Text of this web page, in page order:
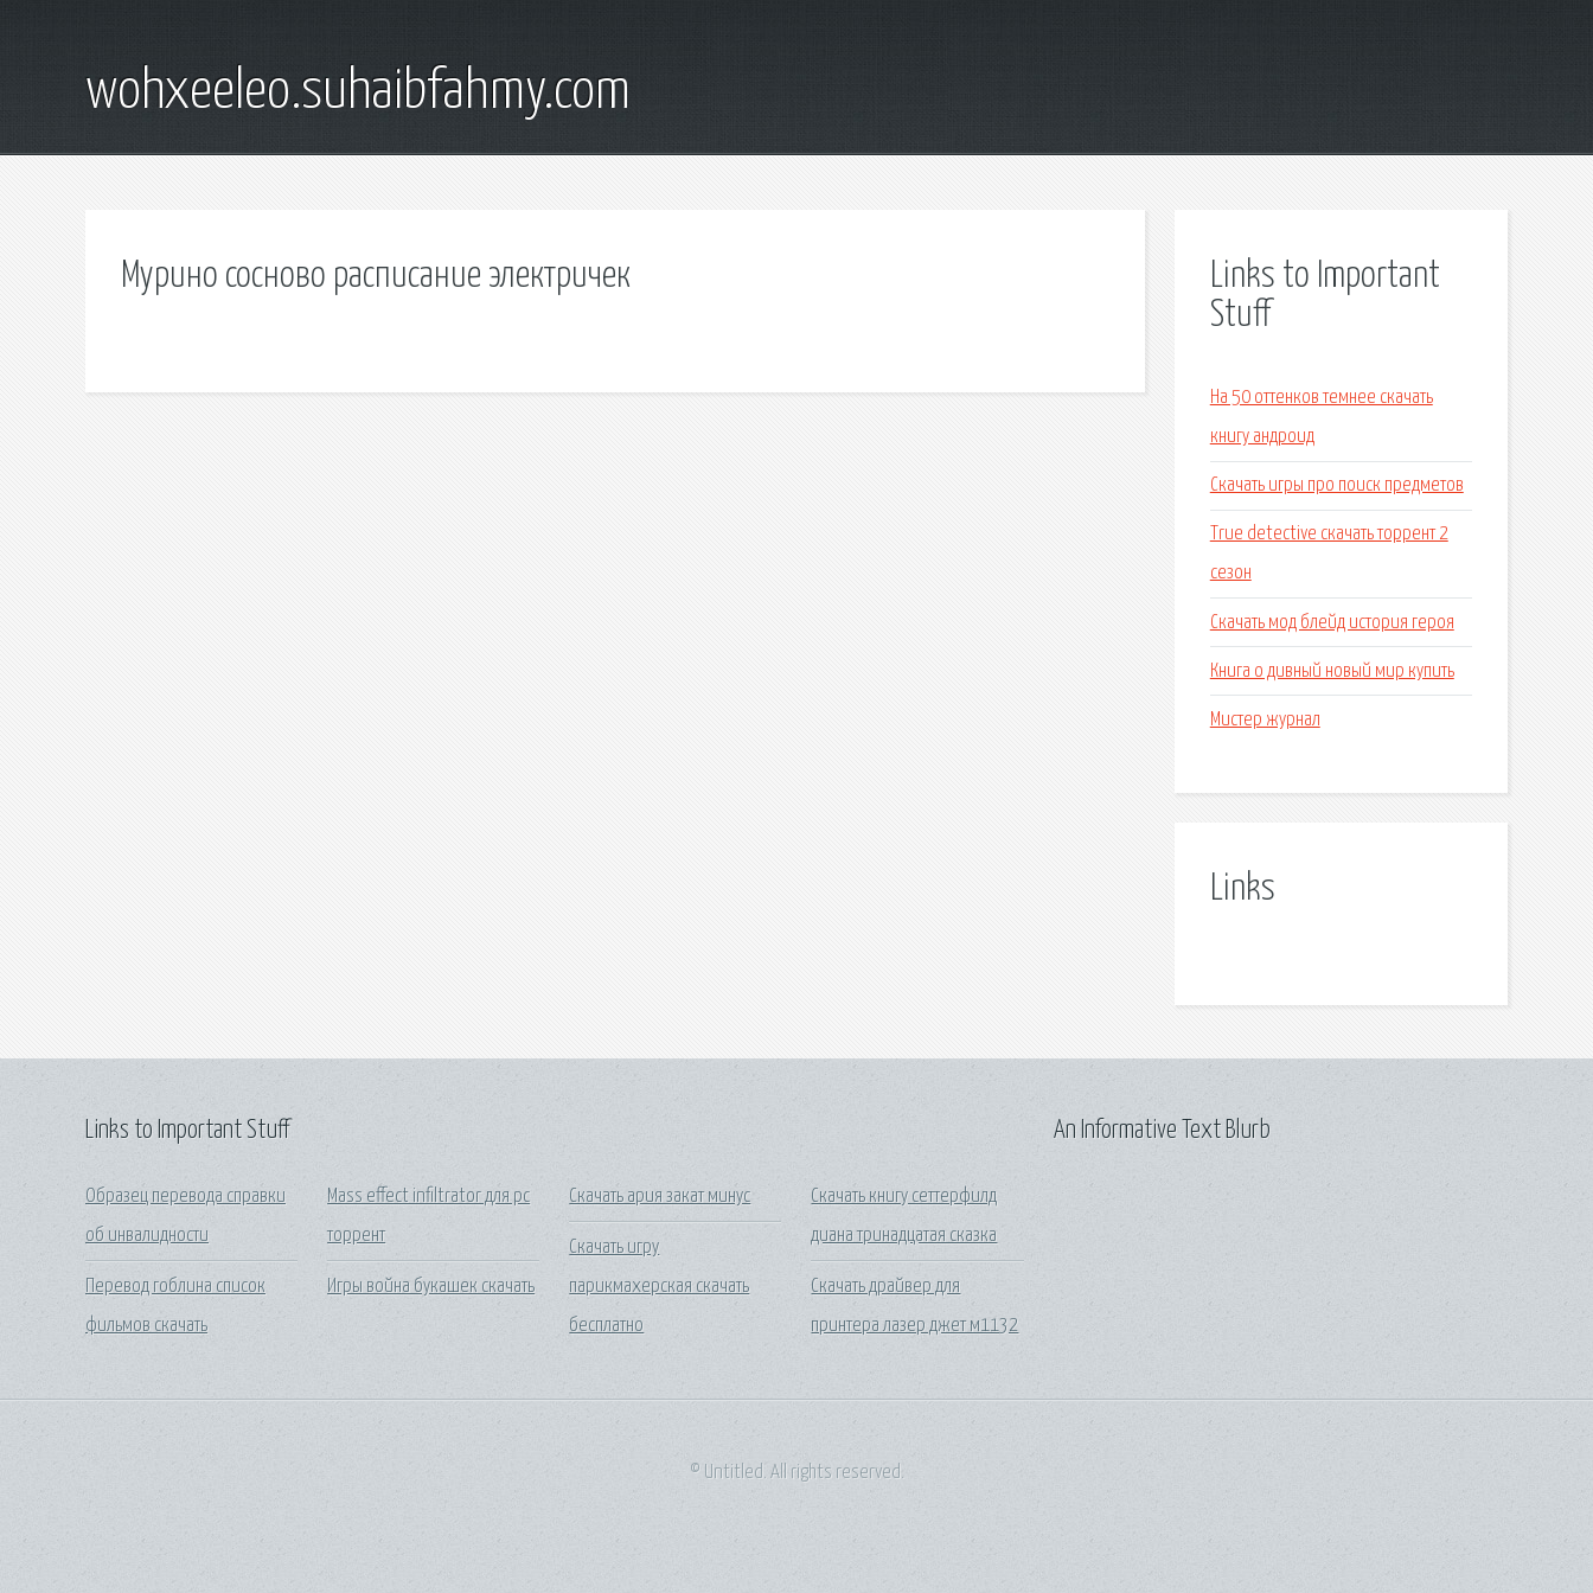
wohxeeleo.suhaibfahmy.com
Мурино сосново расписание электричек
Links to Important
Stuff
На 50 оттенков темнее скачать
книгу андроид
Скачать игры про поиск предметов
True detective скачать торрент 2
сезон
Скачать мод блейд история героя
Книга о дивный новый мир купить
Мистер журнал
Links
Links to Important Stuff
Образец перевода справки
об инвалидности
Перевод гоблина список
фильмов скачать
Mass effect infiltrator для pc
торрент
Игры война букашек скачать
Скачать ария закат минус
Скачать игру
парикмахерская скачать
бесплатно
Скачать книгу сеттерфилд
диана тринадцатая сказка
Скачать драйвер для
принтера лазер джет м1132
An Informative Text Blurb
© Untitled. All rights reserved.